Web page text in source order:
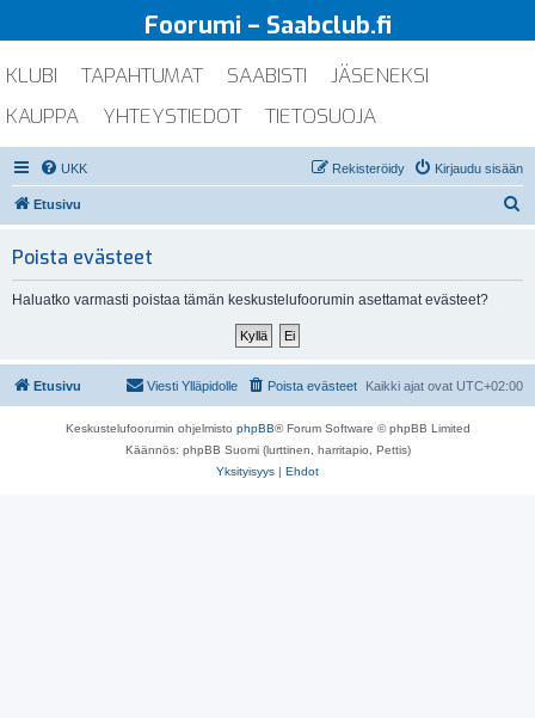
Foorumi – Saabclub.fi
KLUBI TAPAHTUMAT SAABISTI
JÄSENEKSI
KAUPPA
YHTEYSTIEDOT TIETOSUOJA
UKK Kirjaudu sisään
Rekisteröidy
Etusivu
Poista evästeet
Haluatko varmasti poistaa tämän keskustelufoorumin asettamat evästeet?
Etusivu Kaikki ajat ovat UTC+02:00
Poista evästeet
Viesti Ylläpidolle
Keskustelufoorumin ohjelmisto phpBB® Forum Software © phpBB Limited
Käännös: phpBB Suomi (lurttinen, harritapio, Pettis)
Yksityisyys | Ehdot